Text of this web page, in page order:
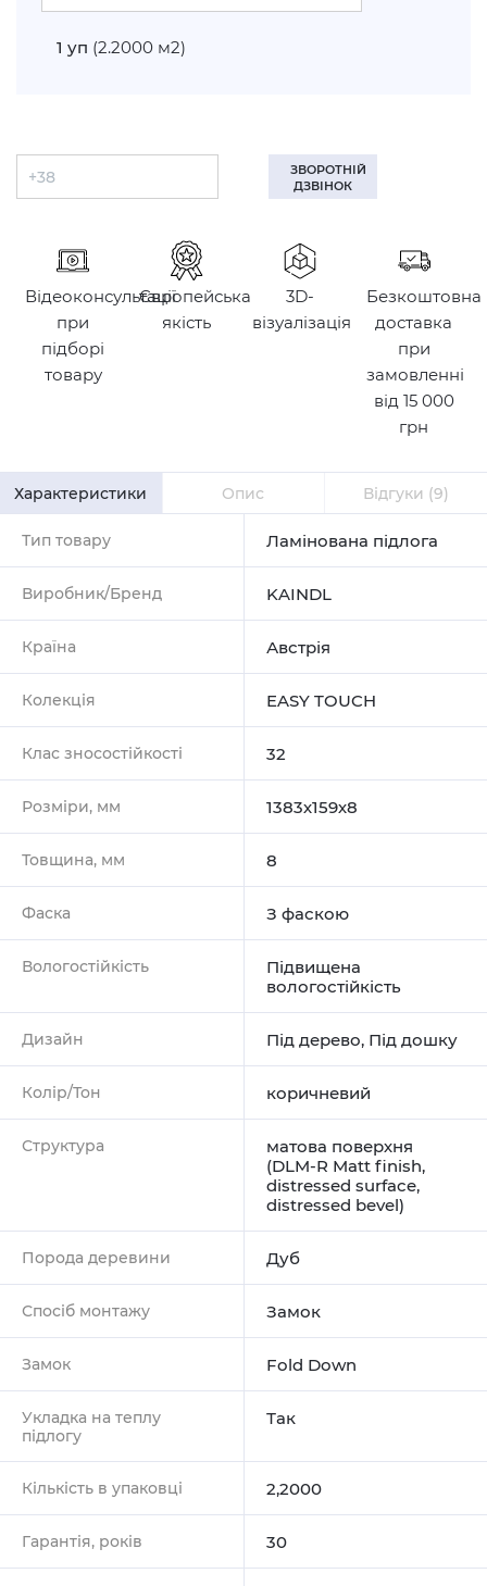
1 уп (2.2000 м2)
ЗВОРОТНІЙ
ДЗВІНОК
Відеоконсультації
при
підборі
товару
Європейська
якість
3D-
візуалізація
Безкоштовна
доставка
при
замовленні
від 15 000
грн
Характеристики Опис Відгуки (9)
Тип товару Ламінована підлога
Виробник/Бренд KAINDL
Країна Австрія
Колекція EASY TOUCH
Клас зносостійкості 32
Розміри, мм 1383х159х8
Товщина, мм 8
Фаска З фаскою
Вологостійкість
Підвищена
вологостійкість
Дизайн Під дерево, Під дошку
Колір/Тон коричневий
Структура
матова поверхня
(DLM-R Matt finish,
distressed surface,
distressed bevel)
Порода деревини Дуб
Спосіб монтажу Замок
Замок Fold Down
Укладка на теплу
підлогу
Так
Кількість в упаковці 2,2000
Гарантія, років 30